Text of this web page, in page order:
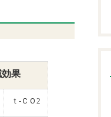
果
ｔ-ＣＯ2